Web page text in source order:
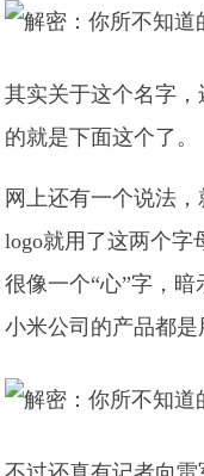
其实关于这个名字
的就是下面这个了。
网上还有一个说法
logo就用了这两个字
很像一个“心”字，暗
小米公司的产品都是